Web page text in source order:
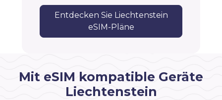
Entdecken Sie Liechtenstein
eSIM-Pläne
Mit eSIM kompatible Geräte
Liechtenstein